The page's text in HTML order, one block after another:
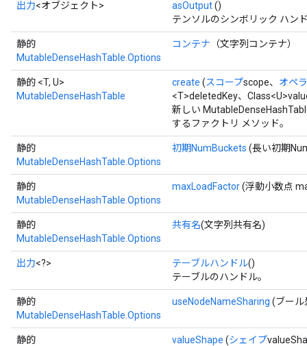
出力<オブジェクト> asOutput()
テンソルのシンボリック ハン
静的
MutableDenseHashTable.Options
コンテナ （文字列コンテナ）
静的 <T, U>
MutableDenseHashTable
create (スコープscope、 オペ
<T>deletedKey、
新しい
するファクトリ メソッド。
静的
MutableDenseHashTable.Options
初期NumBuckets (長い初期
静的
MutableDenseHashTable.Options
maxLoadFactor(浮動小数点
静的
MutableDenseHashTable.Options
共有名(文字列共有名)
出力<?> テーブルハンドル()
テーブルのハンドル。
静的
MutableDenseHashTable.Options
useNodeNameSharing (ブール
静的
valueShape (シェイプ